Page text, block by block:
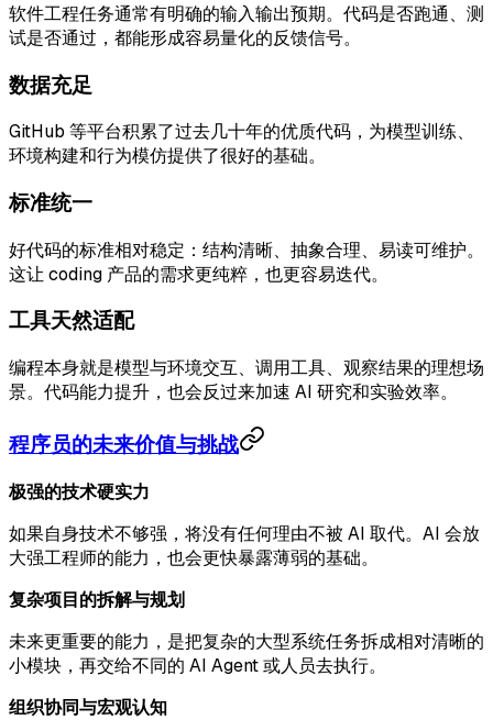
软件工程任务通常有明确的输入输出预期。代码是否跑通、测
试是否通过，都能形成容易量化的反馈信号。
数据充足
GitHub 等平台积累了过去几十年的优质代码，为模型训练、
环境构建和行为模仿提供了很好的基础。
标准统一
好代码的标准相对稳定：结构清晰、抽象合理、易读可维护。
这让 coding 产品的需求更纯粹，也更容易迭代。
工具天然适配
编程本身就是模型与环境交互、调用工具、观察结果的理想场
景。代码能力提升，也会反过来加速 AI 研究和实验效率。
程序员的未来价值与挑战
极强的技术硬实力
如果自身技术不够强，将没有任何理由不被 AI 取代。AI 会放
大强工程师的能力，也会更快暴露薄弱的基础。
复杂项目的拆解与规划
未来更重要的能力，是把复杂的大型系统任务拆成相对清晰的
小模块，再交给不同的 AI Agent 或人员去执行。
组织协同与宏观认知